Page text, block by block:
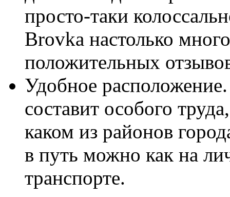
просто-таки
Brovka настолько
положительных
Удобное
составит особого
каком из районов
в путь можно как на
транспорте.